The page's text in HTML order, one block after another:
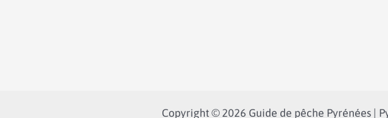
Copyright © 2026 Guide de pêche Pyrénées |